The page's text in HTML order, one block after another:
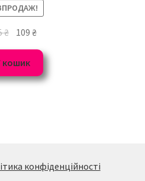
₴ 109₴
кошик
конфіденційності